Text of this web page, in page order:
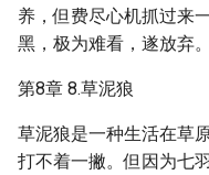
养，但费尽心机抓过来
黑，极为难看，遂放弃。
第8章 8.草泥狼
草泥狼是一种生活在草
打不着一撇。但因为七